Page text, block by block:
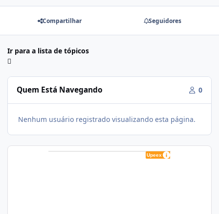
Compartilhar Seguidores
Ir para a lista de tópicos
Quem Está Navegando 0
Nenhum usuário registrado visualizando esta página.